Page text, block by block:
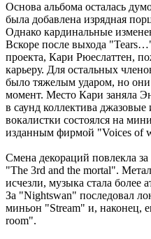
Основа альбома осталась
была добавлена изрядная
Однако кардинальные
Вскоре после выхода
проекта, Кари Рюеслаттен,
карьеру. Для остальных
было тяжелым ударом, но
момент. Место Кари заняла
в саунд коллектива
вокалистки состоялся на
изданным фирмой "Voices of
Смена декораций повлекла
"The 3rd and the mortal".
исчезли, музыка стала более
За "Nightswan" последовал
миньон "Stream" и, наконец,
room".